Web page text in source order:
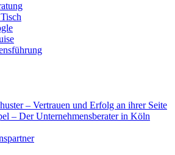
– Vertrauen und Erfolg an ihrer Seite
– Der Unternehmensberater in Köln